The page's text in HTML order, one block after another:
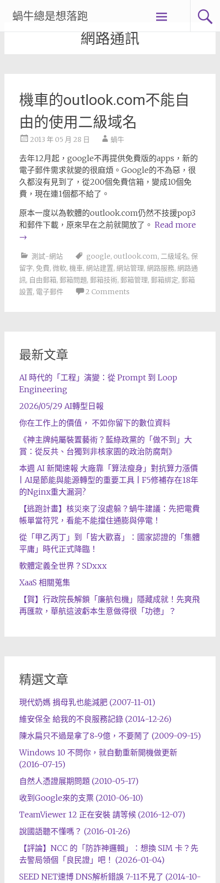
content
蝸牛總是想落跑
網路通訊
機車的outlook.com不能自
由的使用二級域名
2013 年 05 月 28 日 蝸牛
去年12月起，google不再提供免費版的apps，新的
電子郵件需求就變的很麻煩。Google的不為惡，很
久都沒有見到了，從200個免費信箱，變成10個免
費，現在連1個都不給了。
原本一度以為軟體的outlook.com仍然不技援pop3
和郵件下載，原來早在之前就開放了。 Read more
→
測試-網站 google, outlook.com, 二級域名, 保
留字, 免費, 微軟, 機車, 網站建置, 網站管理, 網路服務, 網路通
訊, 自由郵箱, 郵箱問題, 郵箱技術, 郵箱管理, 郵箱綁定, 郵箱
設置, 電子郵件 2 Comments
最新文章
AI 時代的「工程」演變：從 Prompt 到 Loop
Engineering
2026/05/29 AI轉型日報
你在工作上的價值， 不如你留下的數位資料
《神主牌純屬裝置藝術？藍綠政黨的「做不到」大
賞：從反共、台獨到非核家園的政治防腐劑》
本週 AI 新聞速報 大廠靠「算法瘦身」對抗算力漲價
| AI是節能與能源轉型的重要工具 | F5修補存在18年
的Nginx重大漏洞?
【逃跑計畫】核災來了沒處躲？蝸牛建議：先把電費
帳單當符咒，看能不能擋住通膨與停電！
從「甲乙丙丁」到「皆大歡喜」：國家認證的「集體
平庸」時代正式降臨！
軟體定義全世界？SDxxx
XaaS 相關蒐集
【賀】行政院長解鎖「廉航包機」隱藏成就！先爽飛
再匯款，華航這波虧本生意做得很「功德」？
精選文章
現代奶媽 捐母乳也能減肥 (2007-11-01)
維安保全 給我的不良服務記錄 (2014-12-26)
陳水扁只不過是拿了8~9億，不要鬧了 (2009-09-15)
Windows 10 不問你，就自動重新開機做更新
(2016-07-15)
自然人憑證展期問題 (2010-05-17)
收到Google來的支票 (2010-06-10)
TeamViewer 12 正在安裝 請等候 (2016-12-07)
說國語聽不懂嗎？ (2016-01-26)
【評論】NCC 的「防詐神邏輯」：想換 SIM 卡？先
去警局領個「良民證」吧！ (2026-01-04)
SEED NET速博 DNS解析錯誤 7-11不見了 (2014-10-